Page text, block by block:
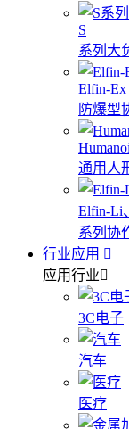
S
系列大
Elfin-Ex
防爆型
通用人
Elfin-Li
系列协
行业应用
应用行业
3C电子
汽车
医疗